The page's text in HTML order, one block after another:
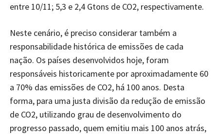
entre 10/11; 5,3 e 2,4 Gtons de CO2, respectivamente.
Neste cenário, é preciso considerar também a
responsabilidade histórica de emissões de cada
nação. Os países desenvolvidos hoje, foram
responsáveis historicamente por aproximadamente 60
a 70% das emissões de CO2, há 100 anos. Desta
forma, para uma justa divisão da redução de emissão
de CO2, utilizando grau de desenvolvimento do
progresso passado, quem emitiu mais 100 anos atrás,